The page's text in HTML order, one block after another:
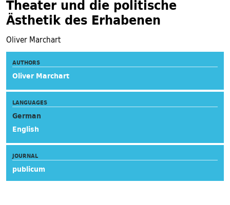
Theater und die politische
Ästhetik des Erhabenen
Oliver Marchart
AUTHORS
Oliver Marchart
LANGUAGES
German
English
JOURNAL
publicum